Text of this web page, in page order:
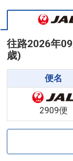
往路2026年09
歳)
便名
2909便